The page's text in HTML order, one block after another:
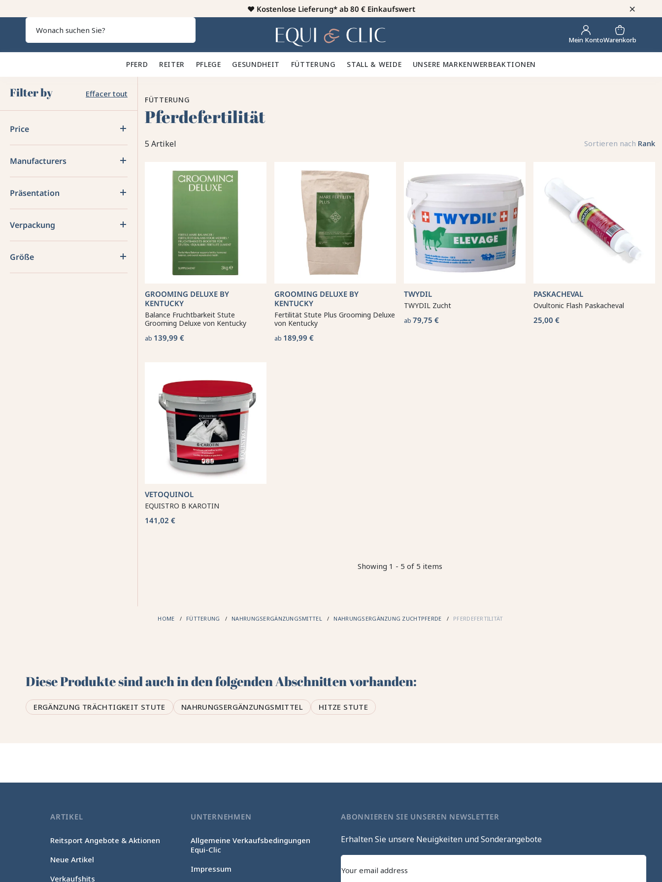
♥️ Kostenlose Lieferung* ab 80 € Einkaufswert ×
Heim Mein KontoWarenkorb
PFERD 🐎 REITER 👕 PFLEGE 🪮 GESUNDHEIT ✨ FÜTTERUNG 🥕 STALL & WEIDE 🍃 UNSERE MARKENWERBEAKTIONEN
Filter by Effacer tout
Price
Manufacturers
Präsentation
Verpackung
Größe
FÜTTERUNG
Pferdefertilität
5 Artikel Sortieren nach Rank
GROOMING DELUXE BY
KENTUCKY
Balance Fruchtbarkeit Stute
Grooming Deluxe von Kentucky
ab 139,99 €
GROOMING DELUXE BY
KENTUCKY
Fertilität Stute Plus Grooming Deluxe
von Kentucky
ab 189,99 €
TWYDIL
TWYDIL Zucht
ab 79,75 €
PASKACHEVAL
Ovultonic Flash Paskacheval
25,00 €
VETOQUINOL
EQUISTRO B KAROTIN
141,02 €
Showing 1 - 5 of 5 items
HOME FÜTTERUNG NAHRUNGSERGÄNZUNGSMITTEL NAHRUNGSERGÄNZUNG ZUCHTPFERDE PFERDEFERTILITÄT
Diese Produkte sind auch in den folgenden Abschnitten vorhanden:
ERGÄNZUNG TRÄCHTIGKEIT STUTE NAHRUNGSERGÄNZUNGSMITTEL HITZE STUTE
ARTIKEL
Reitsport Angebote & Aktionen
Neue Artikel
Verkaufshits
UNTERNEHMEN
Allgemeine Verkaufsbedingungen
Equi-Clic
Impressum
ABONNIEREN SIE UNSEREN NEWSLETTER
Erhalten Sie unsere Neuigkeiten und Sonderangebote